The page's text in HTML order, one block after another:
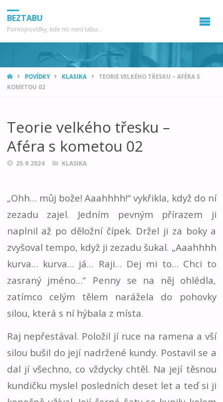
BEZTABU
Pornopovídky, kde nic není tabu...
HOMEPOVÍDKY KLASIKA
TEORIE VELKÉHO TŘESKU – AFÉRA S
KOMETOU 02
Teorie velkého třesku –
Aféra s kometou 02
25.9.2024 KLASIKA
„Ohh… můj bože! Aaahhhh!“ vykřikla, když do ní
zezadu zajel. Jedním pevným přírazem ji
naplnil až po děložní čípek. Držel ji za boky a
zvyšoval tempo, když ji zezadu šukal. „Aaahhhh
kurva… kurva… já… Raji… Dej mi to… Chci to
zasraný jméno…“ Penny se na něj ohlédla,
zatímco celým tělem narážela do pohovky
silou, která s ní hýbala z místa.
Raj nepřestával. Položil jí ruce na ramena a vší
silou bušil do její nadržené kundy. Postavil se a
dal jí všechno, co vždycky chtěl. Na její těsnou
kundičku myslel posledních deset let a teď si ji